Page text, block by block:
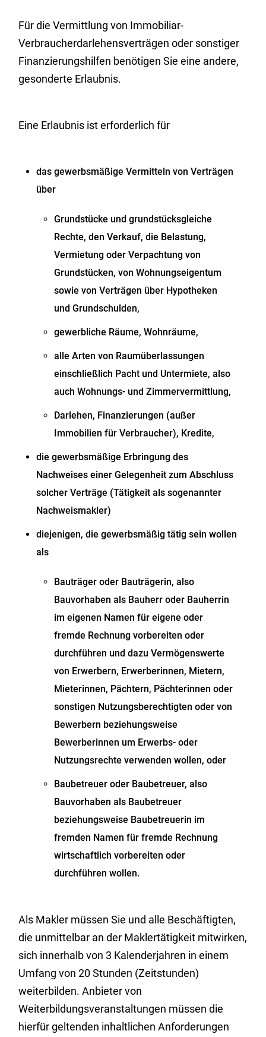
Für die Vermittlung von Immobiliar-
Verbraucherdarlehensverträgen oder sonstiger
Finanzierungshilfen benötigen Sie eine andere,
gesonderte Erlaubnis.
Eine Erlaubnis ist erforderlich für
das gewerbsmäßige Vermitteln von Verträgen
über
Grundstücke und grundstücksgleiche
Rechte, den Verkauf, die Belastung,
Vermietung oder Verpachtung von
Grundstücken, von Wohnungseigentum
sowie von Verträgen über Hypotheken
und Grundschulden,
gewerbliche Räume, Wohnräume,
alle Arten von Raumüberlassungen
einschließlich Pacht und Untermiete,also
auch Wohnungs- und Zimmervermittlung,
Darlehen, Finanzierungen (außer
Immobilien für Verbraucher), Kredite,
die gewerbsmäßige Erbringung des
Nachweises einer Gelegenheit zum Abschluss
solcher Verträge (Tätigkeit als sogenannter
Nachweismakler)
diejenigen, die gewerbsmäßig tätig sein wollen
als
Bauträger oder Bauträgerin, also
Bauvorhaben als Bauherr oder Bauherrin
im eigenen Namen für eigene oder
fremde Rechnung vorbereiten oder
durchführen und dazu Vermögenswerte
von Erwerbern, Erwerberinnen, Mietern,
Mieterinnen, Pächtern, Pächterinnen oder
sonstigen Nutzungsberechtigten oder von
Bewerbern beziehungsweise
Bewerberinnen um Erwerbs- oder
Nutzungsrechte verwenden wollen, oder
Baubetreuer oder Baubetreuer, also
Bauvorhaben als Baubetreuer
beziehungsweise Baubetreuerin im
fremden Namen für fremde Rechnung
wirtschaftlich vorbereiten oder
durchführen wollen.
Als Makler müssen Sie und alle Beschäftigten,
die unmittelbar an der Maklertätigkeit mitwirken,
sich innerhalb von 3 Kalenderjahren in einem
Umfang von 20 Stunden (Zeitstunden)
weiterbilden. Anbieter von
Weiterbildungsveranstaltungen müssen die
hierfür geltenden inhaltlichen Anforderungen